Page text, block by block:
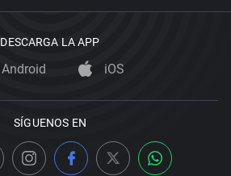
DESCARGA LA APP
Android iOS
SÍGUENOS EN